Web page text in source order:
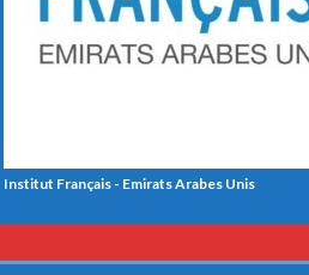
Institut Français - Emirats Arabes Unis